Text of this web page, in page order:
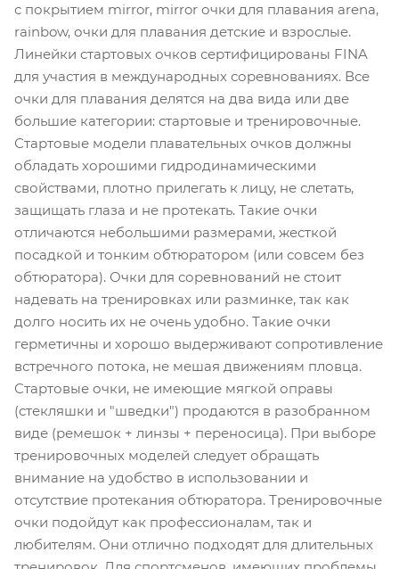
с покрытием mirror, mirror очки для плавания arena,
rainbow, очки для плавания детские и взрослые.
Линейки стартовых очков сертифицированы FINA
для участия в международных соревнованиях. Все
очки для плавания делятся на два вида или две
большие категории: стартовые и тренировочные.
Стартовые модели плавательных очков должны
обладать хорошими гидродинамическими
свойствами, плотно прилегать к лицу, не слетать,
защищать глаза и не протекать. Такие очки
отличаются небольшими размерами, жесткой
посадкой и тонким обтюратором (или совсем без
обтюратора). Очки для соревнований не стоит
надевать на тренировках или разминке, так как
долго носить их не очень удобно. Такие очки
герметичны и хорошо выдерживают сопротивление
встречного потока, не мешая движениям пловца.
Стартовые очки, не имеющие мягкой оправы
(стекляшки и "шведки") продаются в разобранном
виде (ремешок + линзы + переносица). При выборе
тренировочных моделей следует обращать
внимание на удобство в использовании и
отсутствие протекания обтюратора. Тренировочные
очки подойдут как профессионалам, так и
любителям. Они отлично подходят для длительных